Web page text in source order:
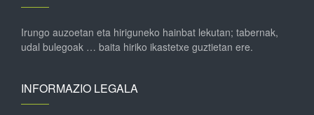
Irungo auzoetan eta hiriguneko hainbat lekutan; tabernak,
udal bulegoak … baita hiriko ikastetxe guztietan ere.
INFORMAZIO LEGALA